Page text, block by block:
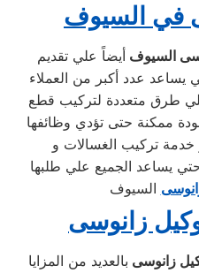
في السيوف
السيوف أيضاً علي تقديم
يساعد عدد أكبر من العملاء
طرق متعددة لتركيب قطع
ممكنة حتى تؤدي وظائفها
خدمة تركيب الغسالات و
يساعد الجميع علي طلبها
زانوسى
زانوسى بالعديد من المزايا